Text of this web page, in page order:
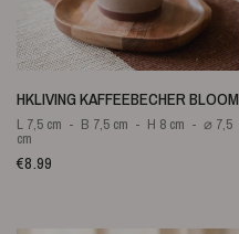
SCHNELLANSICHT
HKLIVING KAFFEEBECHER BLOOM
L 7,5 cm B 7,5 cm H 8 cm ⌀ 7,5
cm
€8.99